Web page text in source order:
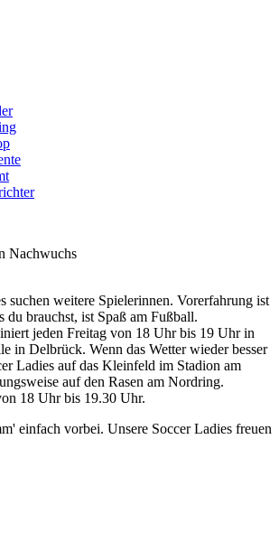
Nachwuchs
suchen weitere Spielerinnen. Vorerfahrung ist
du brauchst, ist Spaß am Fußball.
jeden Freitag von 18 Uhr bis 19 Uhr in
in Delbrück. Wenn das Wetter wieder besser
Ladies auf das Kleinfeld im Stadion am
auf den Rasen am Nordring.
18 Uhr bis 19.30 Uhr.
einfach vorbei. Unsere Soccer Ladies freuen